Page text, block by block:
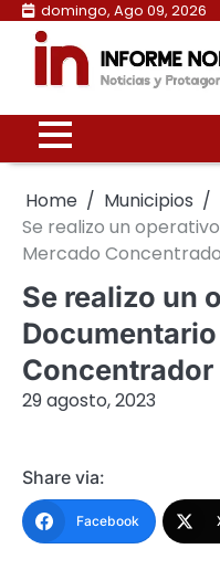
Skip
content
domingo, Ago 09, 2026
Home
Municipios
Se realizo un
Mercado
Se realizo un
Concentrador
29 agosto, 2023
Share via:
Facebook